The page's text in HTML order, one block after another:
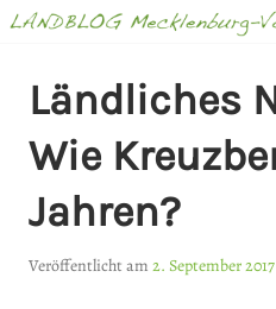
Springe
Ländliches
Wie
Jahren?
Veröffentlicht am 2. September 2017